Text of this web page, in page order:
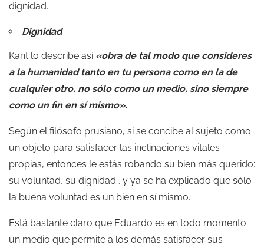
dignidad.
Dignidad
Kant lo describe así «obra de tal modo que consideres
a la humanidad tanto en tu persona como en la de
cualquier otro, no sólo como un medio, sino siempre
como un fin en sí mismo».
Según el filósofo prusiano, si se concibe al sujeto como
un objeto para satisfacer las inclinaciones vitales
propias, entonces le estás robando su bien más querido:
su voluntad, su dignidad… y ya se ha explicado que sólo
la buena voluntad es un bien en sí mismo.
Está bastante claro que Eduardo es en todo momento
un medio que permite a los demás satisfacer sus